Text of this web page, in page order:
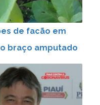
de facão em
braço amputado